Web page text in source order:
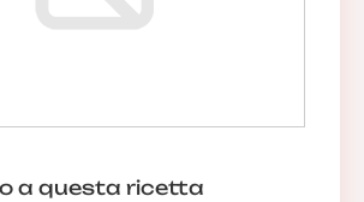
a questa ricetta